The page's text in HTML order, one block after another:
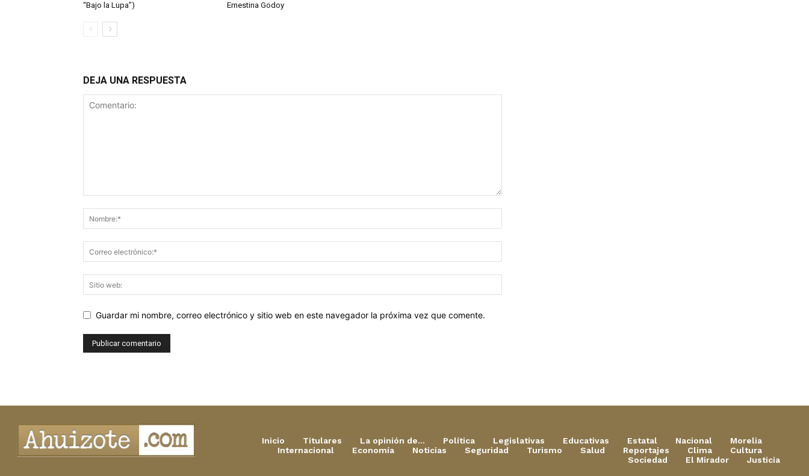
“Bajo la Lupa”)
Ernestina Godoy
DEJA UNA RESPUESTA
Guardar mi nombre, correo electrónico y sitio web en este navegador la próxima vez que comente.
Inicio Titulares La opinión de… Política Legislativas Educativas Estatal Nacional
Morelia
Internacional
Economía Noticias Seguridad Turismo Salud Reportajes Clima
Cultura
Sociedad
El Mirador Justicia